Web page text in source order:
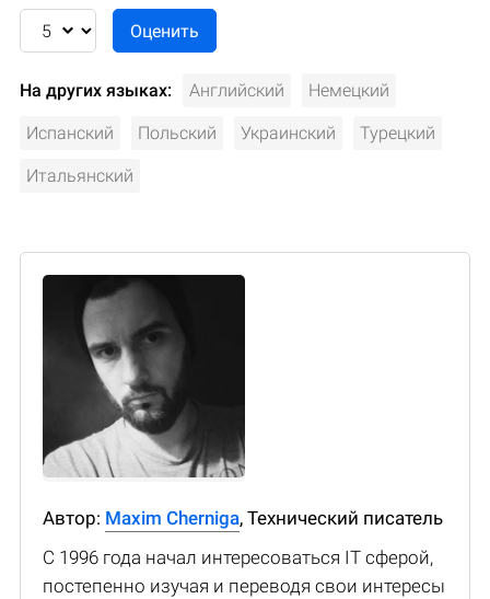
На других языках: Английский Немецкий
Испанский Польский Украинский Турецкий
Итальянский
Автор: Maxim Cherniga, Технический писатель
С 1996 года начал интересоваться IT сферой,
постепенно изучая и переводя свои интересы